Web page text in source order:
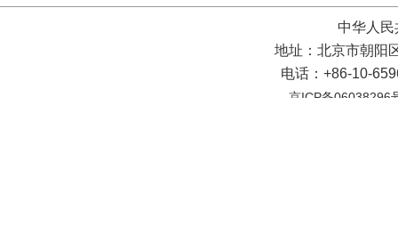
中华人
地址：北京市朝阳
电话：+86-10-
京ICP备06038296